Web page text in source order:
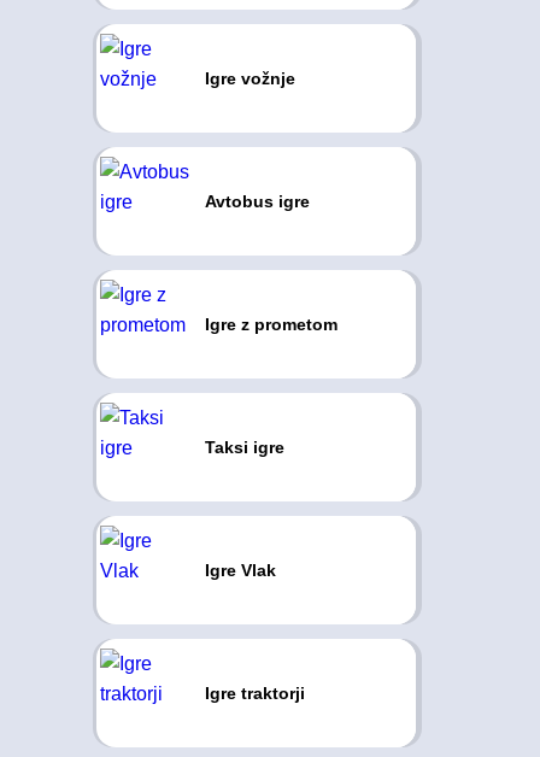
Igre vožnje
Avtobus igre
Igre z prometom
Taksi igre
Igre Vlak
Igre traktorji